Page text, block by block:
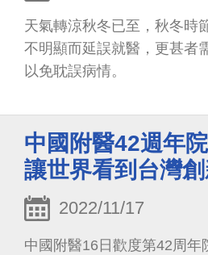
天氣轉涼秋冬已至，秋冬時
不明顯而延誤就醫，更甚者
以免耽誤病情。
中國附醫42週年
讓世界看到台灣
2022/11/17
中國附醫16日歡度第42周